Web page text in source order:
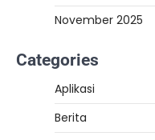
November 2025
Categories
Aplikasi
Berita